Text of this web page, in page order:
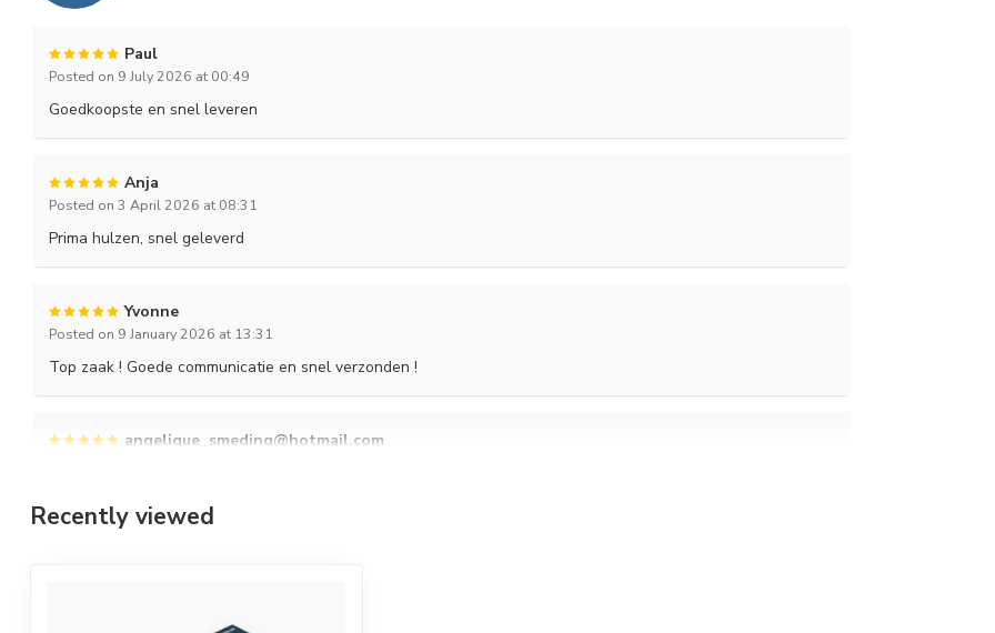
Paul
Posted on 9 July 2026 at 00:49
Goedkoopste en snel leveren
Anja
Posted on 3 April 2026 at 08:31
Prima hulzen, snel geleverd
Yvonne
Posted on 9 January 2026 at 13:31
Top zaak ! Goede communicatie en snel verzonden !
angelique_smeding@hotmail.com
Top ! Bestellen en volgende dag bezorgd!
Recently viewed